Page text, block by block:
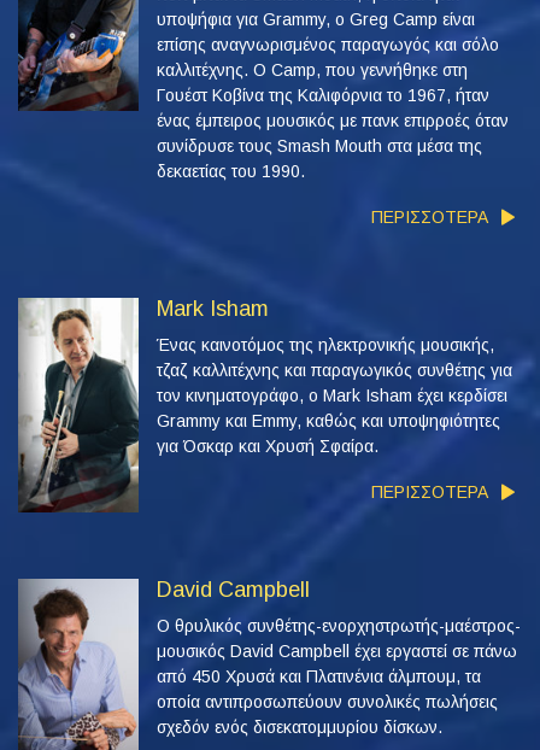
υποψήφια για Grammy, ο Greg Camp είναι
επίσης αναγνωρισμένος παραγωγός και σόλο
καλλιτέχνης. Ο Camp, που γεννήθηκε στη
Γουέστ Κοβίνα της Καλιφόρνια το 1967, ήταν
ένας έμπειρος μουσικός με πανκ επιρροές όταν
συνίδρυσε τους Smash Mouth στα μέσα της
δεκαετίας του 1990.
ΠΕΡΙΣΣΟΤΕΡΑ
Mark Isham
Ένας καινοτόμος της ηλεκτρονικής μουσικής,
τζαζ καλλιτέχνης και παραγωγικός συνθέτης για
τον κινηματογράφο, ο Mark Isham έχει κερδίσει
Grammy και Emmy, καθώς και υποψηφιότητες
για Όσκαρ και Χρυσή Σφαίρα.
ΠΕΡΙΣΣΟΤΕΡΑ
David Campbell
Ο θρυλικός συνθέτης-ενορχηστρωτής-μαέστρος-
μουσικός David Campbell έχει εργαστεί σε πάνω
από 450 Χρυσά και Πλατινένια άλμπουμ, τα
οποία αντιπροσωπεύουν συνολικές πωλήσεις
σχεδόν ενός δισεκατομμυρίου δίσκων.